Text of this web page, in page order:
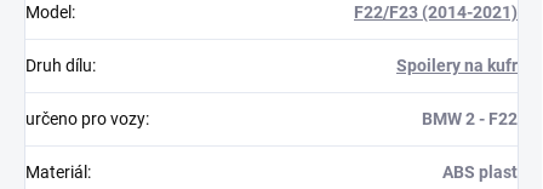
Model : F22/F23 (2014-2021)
Druh dílu: Spoilery na kufr
určeno pro vozy: BMW 2 - F22
Materiál : ABS plast